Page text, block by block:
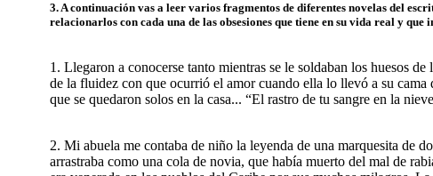
3. A continuación vas a leer varios fragmentos de diferentes novelas del
relacionarlos con cada una de las obsesiones que tiene en su vida real y
1. Llegaron a conocerse tanto mientras se le soldaban los huesos
de la fluidez con que ocurrió el amor cuando ella lo llevó a su cama
que se quedaron solos en la casa... “El rastro de tu sangre en la
2. Mi abuela me contaba de niño la leyenda de una marquesita de
arrastraba como una cola de novia, que había muerto del mal de